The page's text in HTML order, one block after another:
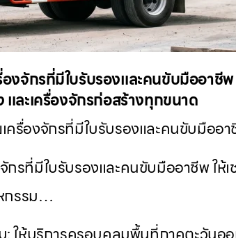
จักรที่มีใบรับรองและคนขับมืออาชี
และเครื่องจักรก่อสร้างทุกขนาด
รื่องจักรที่มีใบรับรองและคนขับมืออา
ที่มีใบรับรองและคนขับมืออาชีพ ให้เ
กรรม…